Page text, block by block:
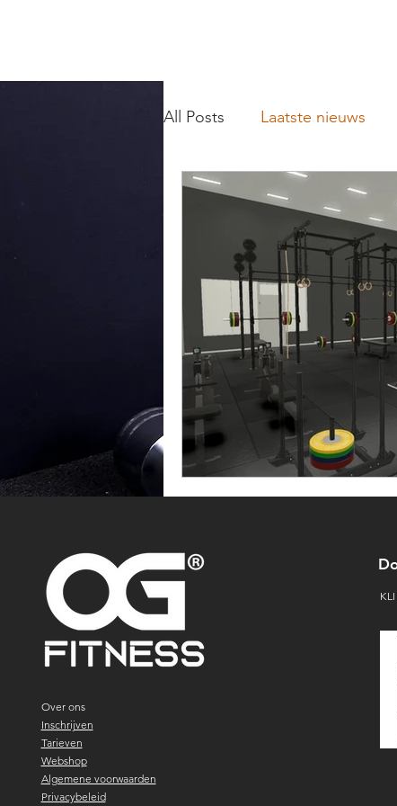
All Posts Laatste nieuws
Over ons
Inschrijven
Tarieven
Webshop
Algemene voorwaarden
Privacybeleid